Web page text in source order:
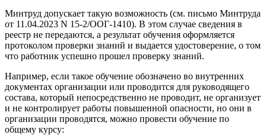
Минтруд допускает такую возможность (см. письмо Минтруда
от 11.04.2023 N 15-2/ООГ-1410). В этом случае сведения в
реестр не передаются, а результат обучения оформляется
протоколом проверки знаний и выдается удостоверение, о том
что работник успешно прошел проверку знаний.
Например, если такое обучение обозначено во внутренних
документах организации или проводится для руководящего
состава, который непосредственно не проводит, не организует
и не контролирует работы повышенной опасности, но они в
организации проводятся, можно провести обучение по
общему курсу: